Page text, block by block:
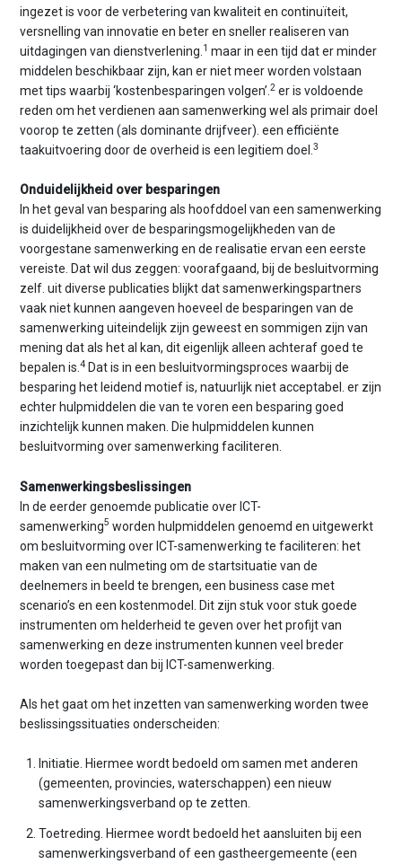
ingezet is voor de verbetering van kwaliteit en continuïteit,
versnelling van innovatie en beter en sneller realiseren van
uitdagingen van dienstverlening. 1 maar in een tijd dat er minder
middelen beschikbaar zijn, kan er niet meer worden volstaan
met tips waarbij ‘kostenbesparingen volgen’.2 er is voldoende
reden om het verdienen aan samenwerking wel als primair doel
voorop te zetten (als dominante drijfveer). een efficiënte
taakuitvoering door de overheid is een legitiem doel.3
Onduidelijkheid over besparingen
In het geval van besparing als hoofddoel van een samenwerking
is duidelijkheid over de besparingsmogelijkheden van de
voorgestane samenwerking en de realisatie ervan een eerste
vereiste. Dat wil dus zeggen: voorafgaand, bij de besluitvorming
zelf. uit diverse publicaties blijkt dat samenwerkingspartners
vaak niet kunnen aangeven hoeveel de besparingen van de
samenwerking uiteindelijk zijn geweest en sommigen zijn van
mening dat als het al kan, dit eigenlijk alleen achteraf goed te
bepalen is.4 Dat is in een besluitvormingsproces waarbij de
besparing het leidend motief is, natuurlijk niet acceptabel. er zijn
echter hulpmiddelen die van te voren een besparing goed
inzichtelijk kunnen maken. Die hulpmiddelen kunnen
besluitvorming over samenwerking faciliteren.
Samenwerkingsbeslissingen
In de eerder genoemde publicatie over ICT-
samenwerking5 worden hulpmiddelen genoemd en uitgewerkt
om besluitvorming over ICT-samenwerking te faciliteren: het
maken van een nulmeting om de startsituatie van de
deelnemers in beeld te brengen, een business case met
scenario’s en een kostenmodel. Dit zijn stuk voor stuk goede
instrumenten om helderheid te geven over het profijt van
samenwerking en deze instrumenten kunnen veel breder
worden toegepast dan bij ICT-samenwerking.
Als het gaat om het inzetten van samenwerking worden twee
beslissingssituaties onderscheiden:
Initiatie. Hiermee wordt bedoeld om samen met anderen
(gemeenten, provincies, waterschappen) een nieuw
samenwerkingsverband op te zetten.
Toetreding. Hiermee wordt bedoeld het aansluiten bij een
samenwerkingsverband of een gastheergemeente (een